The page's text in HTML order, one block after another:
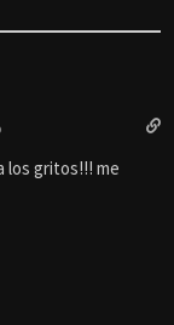
los gritos!!! me